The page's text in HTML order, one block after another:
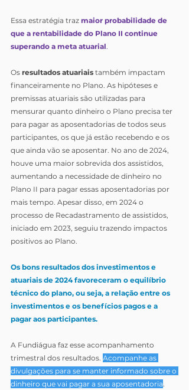
Essa estratégia traz maior probabilidade de
que a rentabilidade do Plano II continue
superando a meta atuarial.
Os resultados atuariais também impactam
financeiramente no Plano. As hipóteses e
premissas atuariais são utilizadas para
mensurar quanto dinheiro o Plano precisa ter
para pagar as aposentadorias de todos seus
participantes, os que já estão recebendo e os
que ainda vão se aposentar. No ano de 2024,
houve uma maior sobrevida dos assistidos,
aumentando a necessidade de dinheiro no
Plano II para pagar essas aposentadorias por
mais tempo. Apesar disso, em 2024 o
processo de Recadastramento de assistidos,
iniciado em 2023, seguiu trazendo impactos
positivos ao Plano.
Os bons resultados dos investimentos e
atuariais de 2024 favoreceram o equilíbrio
técnico do plano, ou seja, a relação entre os
investimentos e os benefícios pagos e a
pagar aos participantes.
A Fundiágua faz esse acompanhamento
trimestral dos resultados. Acompanhe as
divulgações para se manter informado sobre o
dinheiro que vai pagar a sua aposentadoria.